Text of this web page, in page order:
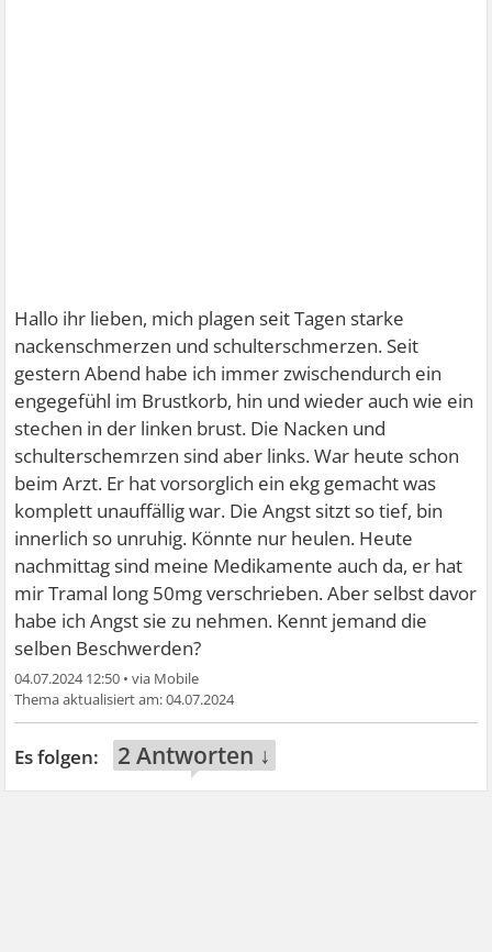
Hallo ihr lieben, mich plagen seit Tagen starke
nackenschmerzen und schulterschmerzen. Seit
gestern Abend habe ich immer zwischendurch ein
engegefühl im Brustkorb, hin und wieder auch wie ein
stechen in der linken brust. Die Nacken und
schulterschemrzen sind aber links. War heute schon
beim Arzt. Er hat vorsorglich ein ekg gemacht was
komplett unauffällig war. Die Angst sitzt so tief, bin
innerlich so unruhig. Könnte nur heulen. Heute
nachmittag sind meine Medikamente auch da, er hat
mir Tramal long 50mg verschrieben. Aber selbst davor
habe ich Angst sie zu nehmen. Kennt jemand die
selben Beschwerden?
04.07.2024 12:50 •
04.07.2024
2 Antworten ↓